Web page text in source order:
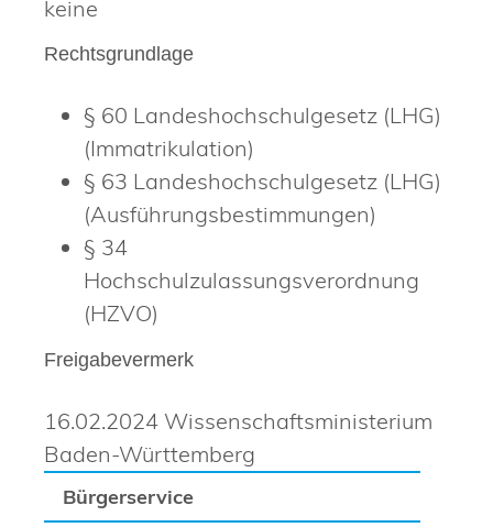
Bürgerservice
keine
Rechtsgrundlage
§ 60 Landeshochschulgesetz (LHG)
(Immatrikulation)
§ 63 Landeshochschulgesetz (LHG)
(Ausführungsbestimmungen)
§ 34
Hochschulzulassungsverordnung
(HZVO)
Freigabevermerk
16.02.2024 Wissenschaftsministerium
Baden-Württemberg